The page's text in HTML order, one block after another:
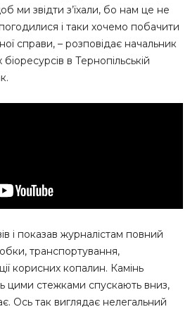
ми звідти з’їхали, бо нам це не
і таки хочемо побачити
справи, – розповідає начальник
в Тернопільській
і показав журналістам повний
транспортування,
корисних копалин. Камінь
цими стежками спускають вниз,
Ось так виглядає нелегальний